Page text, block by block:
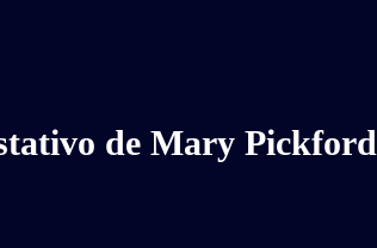
de Mary Pickford